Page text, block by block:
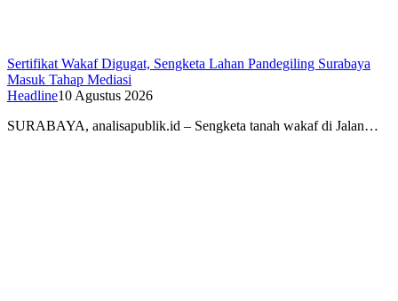
Sertifikat Wakaf Digugat, Sengketa Lahan Pandegiling Surabaya
Masuk Tahap Mediasi
Headline10 Agustus 2026
SURABAYA, analisapublik.id – Sengketa tanah wakaf di Jalan…